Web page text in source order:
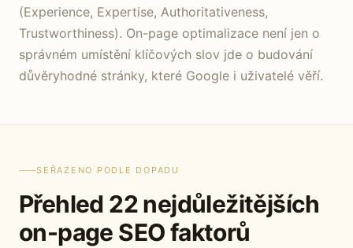
(Experience, Expertise, Authoritativeness,
Trustworthiness). On-page optimalizace není jen o
správném umístění klíčových slov jde o budování
důvěryhodné stránky, které Google i uživatelé věří.
SEŘAZENO PODLE DOPADU
Přehled 22 nejdůležitějších
on-page SEO faktorů